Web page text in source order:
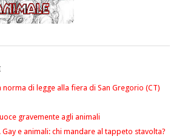
norma di legge alla fiera di San Gregorio (CT)
gravemente agli animali
Gay e animali: chi mandare al tappeto stavolta?